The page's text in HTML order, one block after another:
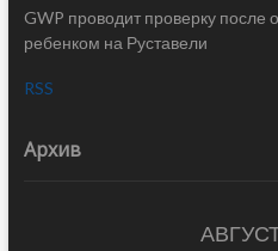
GWP проводит проверку после
ребенком на Руставели
RSS
Архив